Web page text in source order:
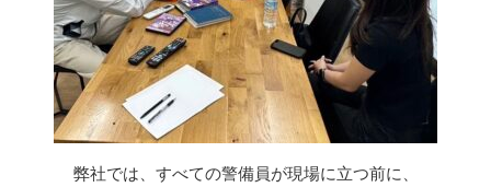
弊社では、すべての警備員が現場に立つ前に、